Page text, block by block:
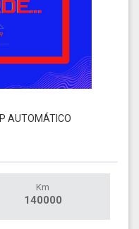
AUTOMÁTICO
Km
140000